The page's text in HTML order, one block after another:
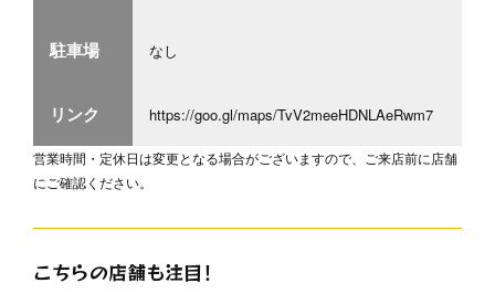
駐車場 なし
リンク https://goo.gl/maps/TvV2meeHDNLAeRwm7
営業時間・定休日は変更となる場合がございますので、ご来店前に店舗
にご確認ください。
こちらの店舗も注目！